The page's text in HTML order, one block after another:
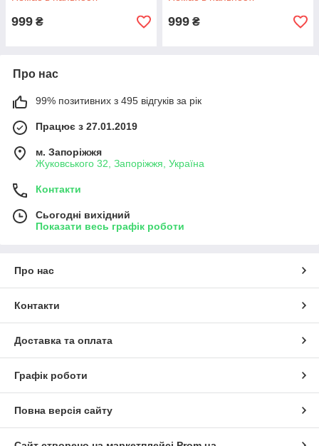
999 ₴ 999 ₴
Про нас
99% позитивних з 495 відгуків за рік
Працює з 27.01.2019
м. Запоріжжя
Жуковського 32, Запоріжжя, Україна
Контакти
Сьогодні вихідний
Показати весь графік роботи
Про нас
Контакти
Доставка та оплата
Графік роботи
Повна версія сайту